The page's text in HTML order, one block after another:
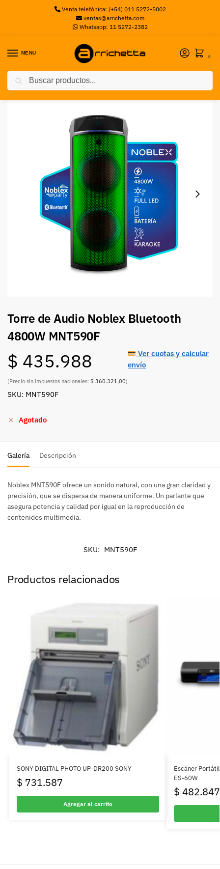
Venta telefónica: (+54) 011 5272-5002
ventas@arrichetta.com
Whatsapp: 11 5272-2382
MENU
0
Inicio Sin categorizar / Torre de Audio Noblex Bluetooth 4800W MNT590F
Torre de Audio Noblex Bluetooth
4800W MNT590F
$ 435.988
(Precio sin impuestos nacionales: $ 360.321,00)
Ver cuotas y calcular
envío
SKU: MNT590F
Agotado
Galería Descripción
Noblex MNT590F ofrece un sonido natural, con una gran claridad y
precisión, que se dispersa de manera uniforme. Un parlante que
asegura potencia y calidad por igual en la reproducción de
contenidos multimedia.
SKU: MNT590F
Productos relacionados
SONY DIGITAL PHOTO UP-DR200 SONY
$ 731.587
Agregar al carrito
Escáner
ES-60W
$ 482.847